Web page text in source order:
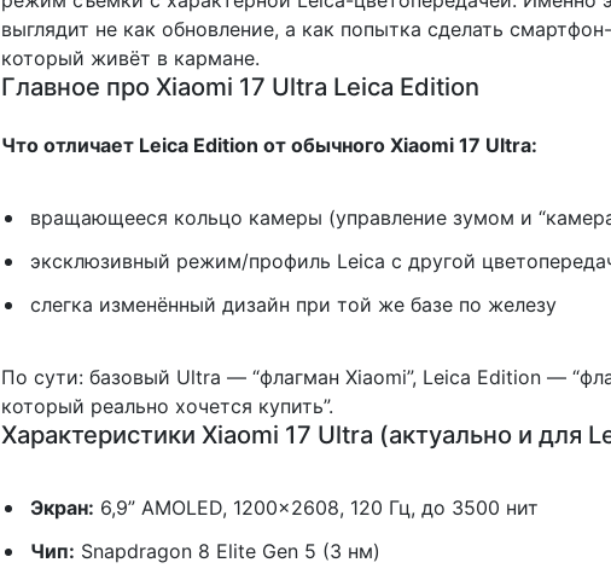
выглядит не как обновление, а как попытка сделать
который живёт в кармане.
Главное про Xiaomi 17 Ultra Leica Edition
Что отличает Leica Edition от обычного Xiaomi 17 Ultra:
вращающееся кольцо камеры (управление зумом и
эксклюзивный режим/профиль Leica с другой
слегка изменённый дизайн при той же базе по железу
По сути: базовый Ultra — “флагман Xiaomi”, Leica Edition —
который реально хочется купить”.
Характеристики Xiaomi 17 Ultra (актуально и для
Экран: 6,9” AMOLED, 1200×2608, 120 Гц, до 3500 нит
Чип: Snapdragon 8 Elite Gen 5 (3 нм)